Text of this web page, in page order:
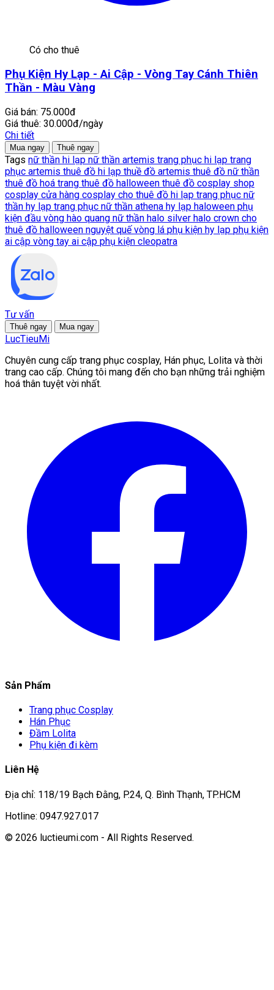
Có cho thuê
Phụ Kiện Hy Lạp - Ai Cập - Vòng Tay Cánh Thiên
Thần - Màu Vàng
Giá bán: 75.000đ
Giá thuê: 30.000đ/ngày
Chi tiết
Mua ngay Thuê ngay
Tags nữ thần hi lạp nữ thần artemis trang phục hi lạp trang
phục artemis thuê đồ hi lạp thuề đồ artemis thuê đồ nữ thần
thuê đồ hoá trang thuê đồ halloween thuê đồ cosplay shop
cosplay cửa hàng cosplay cho thuê đồ hi lạp trang phục nữ
thần hy lạp trang phục nữ thần athena hy lạp haloween phụ
kiện đầu vòng hào quang nữ thần halo silver halo crown cho
thuê đồ halloween nguyệt quếvòng lá phụ kiện hy lạp phụ kiện
ai cập vòng tay ai cập phụ kiện cleopatra
Tư vấn
Thuê ngay Mua ngay
LucTieuMi
Chuyên cung cấp trang phục cosplay, Hán phục, Lolita và thời
trang cao cấp. Chúng tôi mang đến cho bạn những trải nghiệm
hoá thân tuyệt vời nhất.
Sản Phẩm
Trang phục Cosplay
Hán Phục
Đầm Lolita
Phụ kiện đi kèm
Liên Hệ
Địa chỉ: 118/19 Bạch Đằng, P.24, Q. Bình Thạnh, TP.HCM
Hotline: 0947.927.017
© 2026 luctieumi.com - All Rights Reserved.